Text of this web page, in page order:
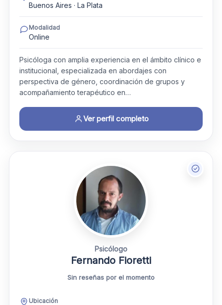
Buenos Aires · La Plata
Modalidad
Online
Psicóloga con amplia experiencia en el ámbito clínico e
institucional, especializada en abordajes con
perspectiva de género, coordinación de grupos y
acompañamiento terapéutico en…
Ver perfil completo
Psicólogo
Fernando Fioretti
Sin reseñas por el momento
Ubicación